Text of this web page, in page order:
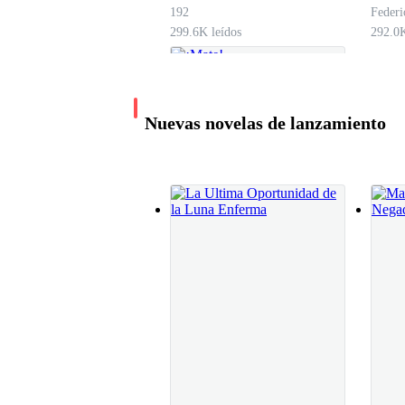
—Señor Edmond Rohan, ¿Todo está en
192
299.6K leídos
Nuevas novelas de lanzamiento